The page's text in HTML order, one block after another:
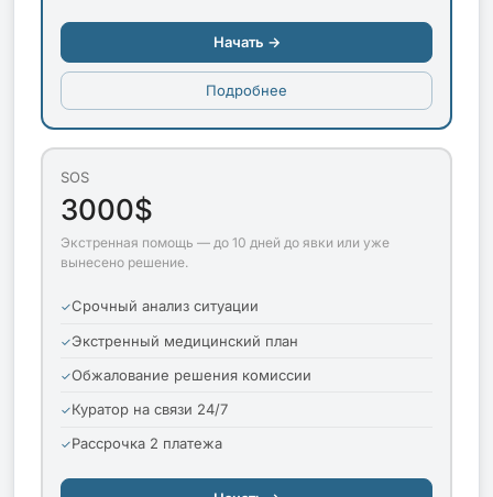
Начать →
Подробнее
SOS
3000$
Экстренная помощь — до 10 дней до явки или уже
вынесено решение.
Срочный анализ ситуации
Экстренный медицинский план
Обжалование решения комиссии
Куратор на связи 24/7
Рассрочка 2 платежа